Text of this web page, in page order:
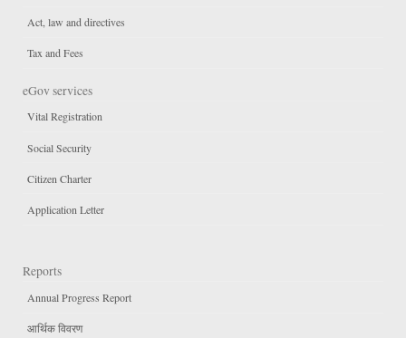
Act, law and directives
Tax and Fees
eGov services
Vital Registration
Social Security
Citizen Charter
Application Letter
Reports
Annual Progress Report
आर्थिक विवरण